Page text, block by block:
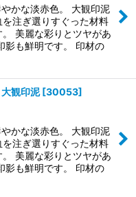
かな淡赤色。 大観印泥
注ぎ選りすぐった材料
美麗な彩りとツヤがあ
影も鮮明です。 印材の
観印泥 [30053]
かな淡赤色。 大観印泥
注ぎ選りすぐった材料
美麗な彩りとツヤがあ
影も鮮明です。 印材の